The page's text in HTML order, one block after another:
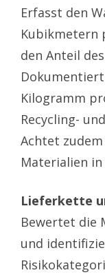
Erfasst den
Kubikmetern
den Anteil
Kilogramm
Recycling-
Achtet
Materialien
Lieferkette
Bewertet die
und